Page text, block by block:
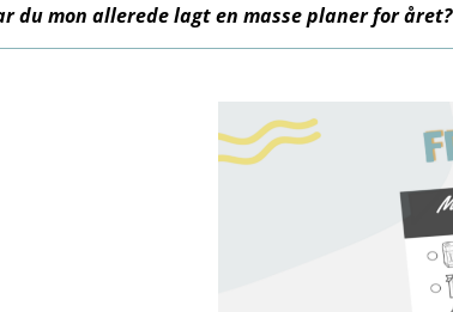
du mon allerede lagt en masse planer for året?